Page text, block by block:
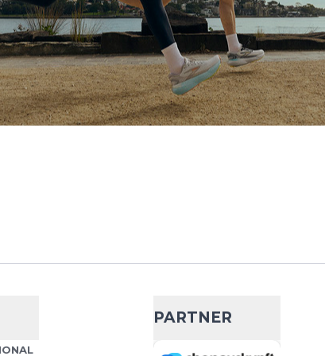
Cut Socks - 11 %
19,99 € 22,50 €
die perfekte Wahl
aktive
Wähle deine Größe
Cut Socks - 11 %
die perfekte Wahl
und Leistung
Wähle deine Größe
PARTNER